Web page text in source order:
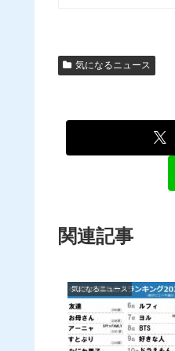
気になるニュース
関連記事
気になるニュース